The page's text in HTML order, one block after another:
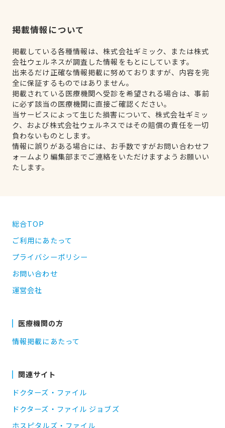
掲載情報について
掲載している各種情報は、株式会社ギミック、または株式
会社ウェルネスが調査した情報をもとにしています。
出来るだけ正確な情報掲載に努めておりますが、内容を完
全に保証するものではありません。
掲載されている医療機関へ受診を希望される場合は、事前
に必ず該当の医療機関に直接ご確認ください。
当サービスによって生じた損害について、株式会社ギミッ
ク、および株式会社ウェルネスではその賠償の責任を一切
負わないものとします。
情報に誤りがある場合には、お手数ですがお問い合わせフ
ォームより編集部までご連絡をいただけますようお願いい
たします。
総合TOP
ご利用にあたって
プライバシーポリシー
お問い合わせ
運営会社
医療機関の方
情報掲載にあたって
関連サイト
ドクターズ・ファイル
ドクターズ・ファイル ジョブズ
ホスピタルズ・ファイル